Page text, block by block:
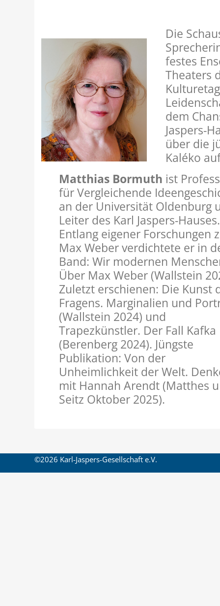
Die
festes
Theaters
dem
Jaspers-
über die
Kaléko
Matthias Bormuth ist
für Vergleichende
an der Universität Oldenburg
Leiter des Karl Jaspers-Hauses.
Entlang eigener Forschungen
Max Weber verdichtete er in
Band: Wir modernen
Über Max Weber (Wallstein
Zuletzt erschienen: Die Kunst
Fragens. Marginalien und
(Wallstein 2024) und
Trapezkünstler. Der Fall Kafka
(Berenberg 2024). Jüngste
Publikation: Von der
Unheimlichkeit der Welt.
mit Hannah Arendt (Matthes
Seitz Oktober 2025).
©2026 Karl-Jaspers-Gesellschaft e.V.